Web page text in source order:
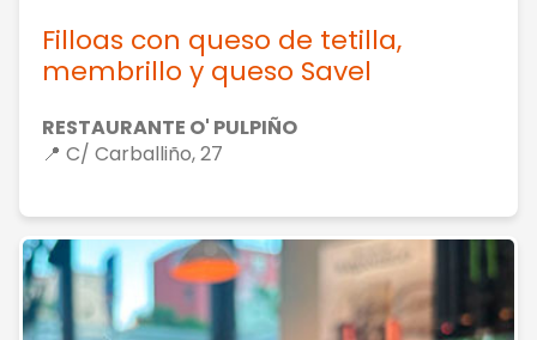
Filloas con queso de tetilla,
membrillo y queso Savel
RESTAURANTE O' PULPIÑO
📍 C/ Carballiño, 27